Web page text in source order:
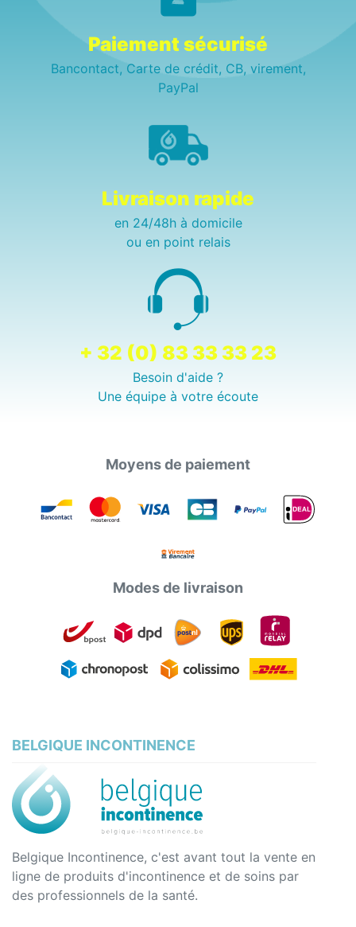
Paiement sécurisé
Bancontact, Carte de crédit, CB, virement,
PayPal
Livraison rapide
en 24/48h à domicile
ou en point relais
+ 32 (0) 83 33 33 23
Besoin d'aide ?
Une équipe à votre écoute
Moyens de paiement
Modes de livraison
BELGIQUE INCONTINENCE
Belgique Incontinence, c'est avant tout la vente en
ligne de produits d'incontinence et de soins par
des professionnels de la santé.